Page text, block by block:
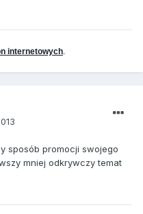
internetowych.
sposób promocji swojego
mniej odkrywczy temat